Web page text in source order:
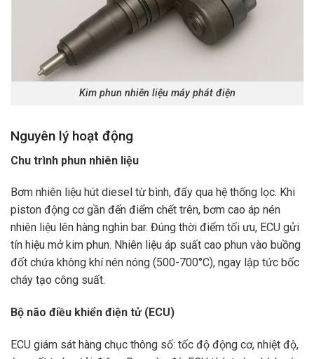
Kim phun nhiên liệu máy phát điện
Nguyên lý hoạt động
Chu trình phun nhiên liệu
Bơm nhiên liệu hút diesel từ bình, đẩy qua hệ thống lọc. Khi
piston động cơ gần đến điểm chết trên, bơm cao áp nén
nhiên liệu lên hàng nghìn bar. Đúng thời điểm tối ưu, ECU gửi
tín hiệu mở kim phun. Nhiên liệu áp suất cao phun vào buồng
đốt chứa không khí nén nóng (500-700°C), ngay lập tức bốc
cháy tạo công suất.
Bộ não điều khiển điện tử (ECU)
ECU giám sát hàng chục thông số: tốc độ động cơ, nhiệt độ,